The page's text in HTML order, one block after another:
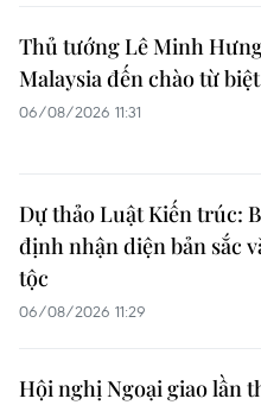
Thủ tướng Lê Minh
Malaysia đến chào từ biệt
06/08/2026 11:31
Dự thảo Luật Kiến trúc:
định nhận diện bản sắc
tộc
06/08/2026 11:29
Hội nghị Ngoại giao lần